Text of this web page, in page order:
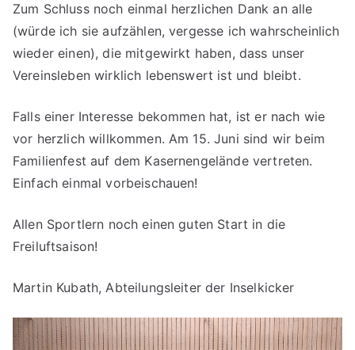
Zum Schluss noch einmal herzlichen Dank an alle
(würde ich sie aufzählen, vergesse ich wahrscheinlich
wieder einen), die mitgewirkt haben, dass unser
Vereinsleben wirklich lebenswert ist und bleibt.
Falls einer Interesse bekommen hat, ist er nach wie
vor herzlich willkommen. Am 15. Juni sind wir beim
Familienfest auf dem Kasernengelände vertreten.
Einfach einmal vorbeischauen!
Allen Sportlern noch einen guten Start in die
Freiluftsaison!
Martin Kubath, Abteilungsleiter der Inselkicker